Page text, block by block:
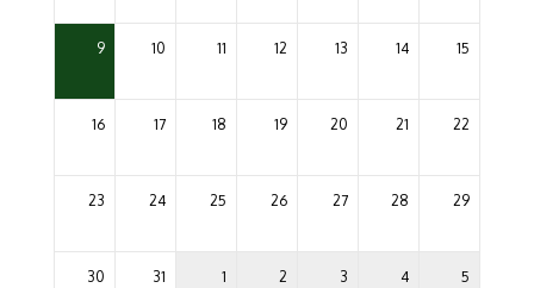
9 10 11 12 13 14 15
16 17 18 19 20 21 22
23 24 25 26 27 28 29
30 31 1 2 3 4 5